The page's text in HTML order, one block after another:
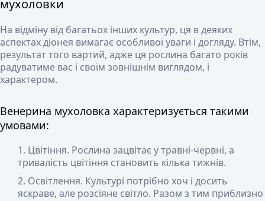
мухоловки
На відміну від багатьох інших культур, ця в деяких
аспектах діонея вимагає особливої ​​уваги і догляду. Втім,
результат того вартий, адже ця рослина багато років
радуватиме вас і своїм зовнішнім виглядом, і
характером.
Венерина мухоловка характеризується такими
умовами:
Цвітіння. Рослина зацвітає у травні-червні, а
тривалість цвітіння становить кілька тижнів.
Освітлення. Культурі потрібно хоч і досить
яскраве, але розсіяне світло. Разом з тим приблизно